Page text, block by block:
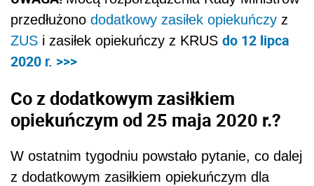
przedłużono dodatkowy zasiłek opiekuńczy z
ZUS i zasiłek opiekuńczy z KRUS do 12 lipca
2020 r. >>>
Co z dodatkowym zasiłkiem
opiekuńczym od 25 maja 2020 r.?
W ostatnim tygodniu powstało pytanie, co dalej
z dodatkowym zasiłkiem opiekuńczym dla